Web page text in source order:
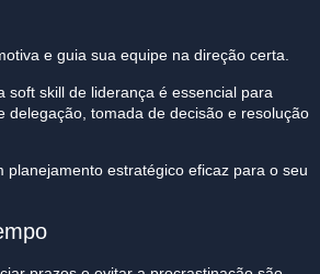
e guia sua equipe na direção certa.
soft skill de liderança é essencial para
delegação, tomada de decisão e resolução
planejamento estratégico eficaz para o seu